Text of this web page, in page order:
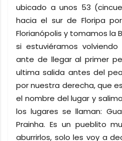
ubicado a unos 53
hacia el sur de Floripa
Florianópolis y tomamos la
si estuviéramos
ante de llegar al primer
ultima salida antes del
por nuestra derecha, que
el nombre del lugar y
los lugares se llaman:
Prainha. Es un pueblito
aburrirlos, solo les voy a